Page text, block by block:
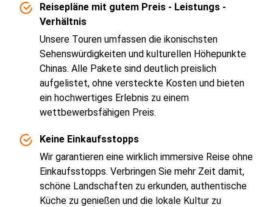
Reisepläne mit gutem Preis - Leistungs -
Verhältnis
Unsere Touren umfassen die ikonischsten
Sehenswürdigkeiten und kulturellen Höhepunkte
Chinas. Alle Pakete sind deutlich preislich
aufgelistet, ohne versteckte Kosten und bieten
ein hochwertiges Erlebnis zu einem
wettbewerbsfähigen Preis.
Keine Einkaufsstopps
Wir garantieren eine wirklich immersive Reise ohne
Einkaufsstopps. Verbringen Sie mehr Zeit damit,
schöne Landschaften zu erkunden, authentische
Küche zu genießen und die lokale Kultur zu